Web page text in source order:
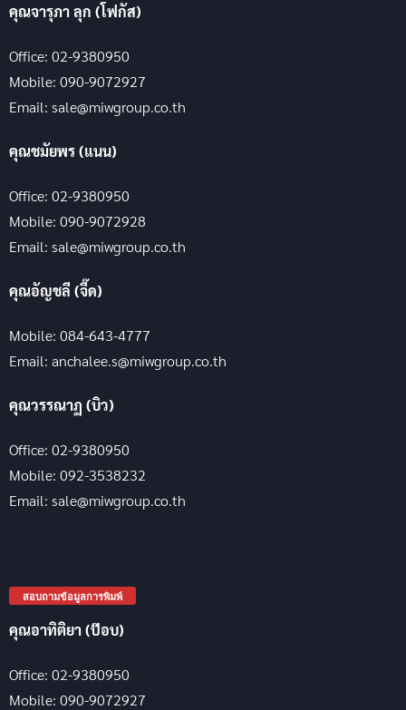
คุณจารุภา ลุก (โฟกัส)
Office: 02-9380950
Mobile: 090-9072927
Email: sale@miwgroup.co.th
คุณชมัยพร (แนน)
Office: 02-9380950
Mobile: 090-9072928
Email: sale@miwgroup.co.th
คุณอัญชลี (จี๊ด)
Mobile: 084-643-4777
Email: anchalee.s@miwgroup.co.th
คุณวรรณาฏ (บิว)
Office: 02-9380950
Mobile: 092-3538232
Email: sale@miwgroup.co.th
สอบถามข้อมูลการพิมพ์
คุณอาทิติยา (ป๊อบ)
Office: 02-9380950
Mobile: 090-9072927